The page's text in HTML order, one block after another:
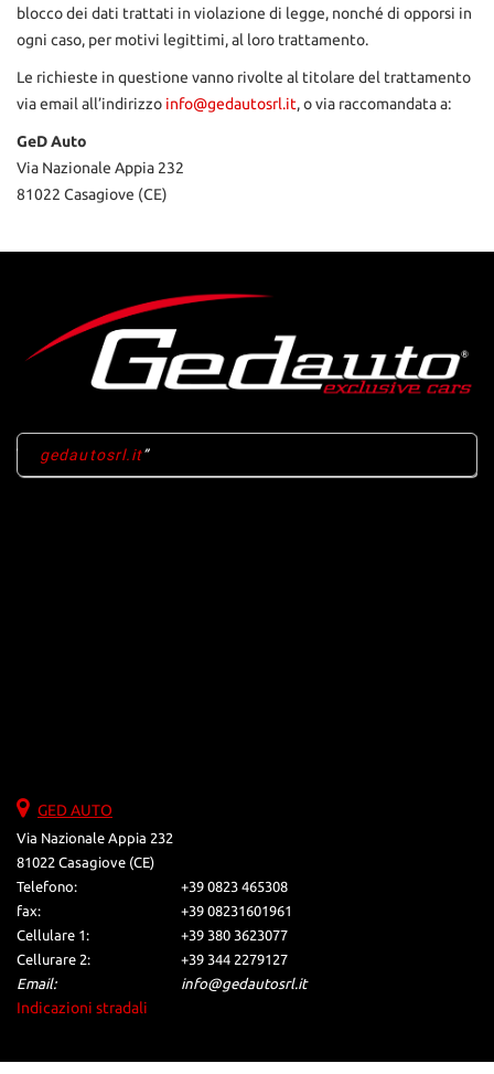
blocco dei dati trattati in violazione di legge, nonché di opporsi in
ogni caso, per motivi legittimi, al loro trattamento.
Le richieste in questione vanno rivolte al titolare del trattamento
via email all’indirizzo info@gedautosrl.it, o via raccomandata a:
GeD Auto
Via Nazionale Appia 232
81022 Casagiove (CE)
gedautosrl.it
GED AUTO
Via Nazionale Appia 232
81022 Casagiove (CE)
Telefono:
+39 0823 465308
fax:
+39 08231601961
Cellulare 1:
+39 380 3623077
Cellurare 2:
+39 344 2279127
Email:
info@gedautosrl.it
Indicazioni stradali